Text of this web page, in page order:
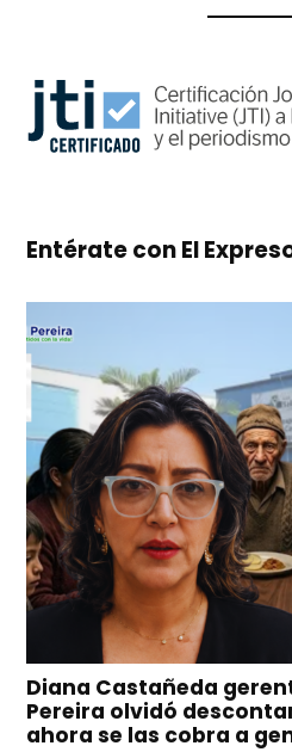
Entérate con El
Diana Castañeda
Pereira olvidó
ahora se las cobra a